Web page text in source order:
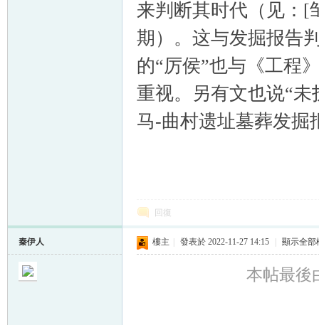
来判断其时代（见：[
期）。这与发掘报告
的“厉侯”也与《工程
重视。另有文也说“未
马-曲村遗址墓葬发掘
回復
秦伊人 樓主 發表於 2022-11-27 14:15 顯示全部
本帖最後